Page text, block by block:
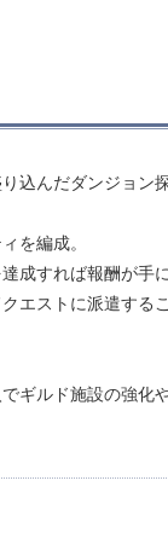
込んだダンジョン
を編成。
成すれば報酬が手
エストに派遣する
ギルド施設の強化